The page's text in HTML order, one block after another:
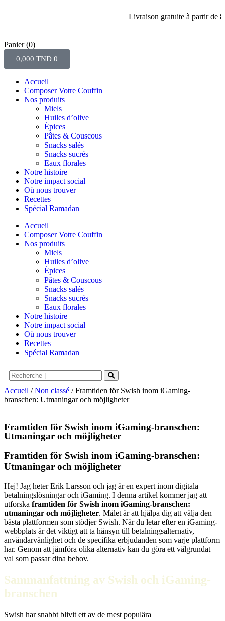
Livraison gratuite à partir de 80
Panier (0)
0,000 TND 0
Accueil
Composer Votre Couffin
Nos produits
Miels
Huiles d’olive
Épices
Pâtes & Couscous
Snacks salés
Snacks sucrés
Eaux florales
Notre histoire
Notre impact social
Où nous trouver
Recettes
Spécial Ramadan
Accueil
Composer Votre Couffin
Nos produits
Miels
Huiles d’olive
Épices
Pâtes & Couscous
Snacks salés
Snacks sucrés
Eaux florales
Notre histoire
Notre impact social
Où nous trouver
Recettes
Spécial Ramadan
Accueil /Non classé / Framtiden för Swish inom iGaming-
branschen: Utmaningar och möjligheter
Framtiden för Swish inom iGaming-branschen:
Utmaningar och möjligheter
Framtiden för Swish inom iGaming-branschen:
Utmaningar och möjligheter
Hej! Jag heter Erik Larsson och jag är en expert inom digitala
betalningslösningar och iGaming. I denna artikel kommer jag att
utforska framtiden för Swish inom iGaming-branschen:
utmaningar och möjligheter. Målet är att hjälpa dig att välja den
bästa plattformen som stödjer Swish. När du letar efter en iGaming-
webbplats är det viktigt att ta hänsyn till betalningsalternativ,
användarvänlighet och de specifika erbjudanden som varje plattform
har. Genom att jämföra olika alternativ kan du göra ett välgrundat
val som passar dina behov.
Sammanfattning av Swish och iGaming-
branschen
Swish har snabbt blivit ett av de mest populära